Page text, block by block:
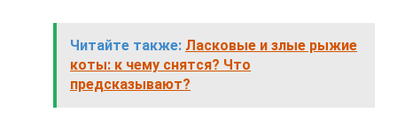
Читайте также: Ласковые и злые рыжие
коты: к чему снятся? Что
предсказывают?